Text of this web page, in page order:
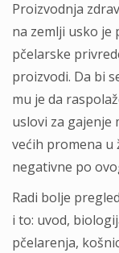
Proizvodnja
na zemlji usko je
pčelarske
proizvodi. Da bi
mu je da
uslovi za gajenje
većih promena u
negativne po
Radi bolje
i to: uvod,
pčelarenja,